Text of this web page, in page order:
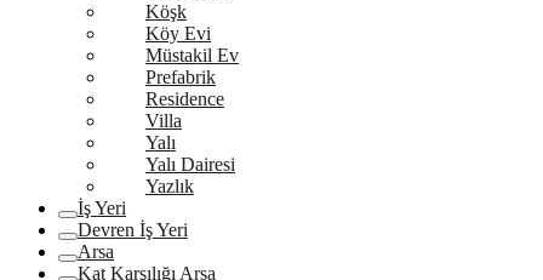
Köşk
Köy Evi
Müstakil Ev
Prefabrik
Residence
Villa
Yalı
Yalı Dairesi
Yazlık
İş Yeri
Devren İş Yeri
Arsa
Kat Karşılığı Arsa